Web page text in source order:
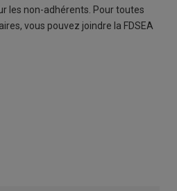
les non-adhérents. Pour toutes
vous pouvez joindre la FDSEA